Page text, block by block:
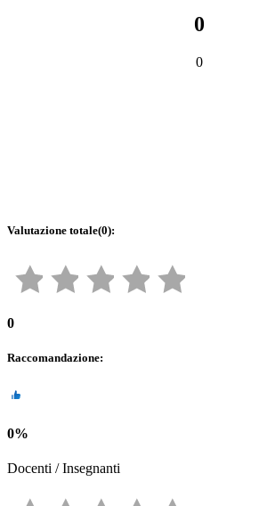
0
0
Valutazione totale(0):
0
Raccomandazione:
0%
Docenti / Insegnanti